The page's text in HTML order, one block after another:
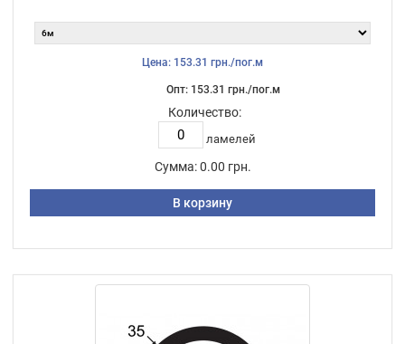
Цена: 153.31 грн./пог.м
Опт: 153.31 грн./пог.м
Количество:
ламелей
Сумма: 0.00 грн.
В корзину